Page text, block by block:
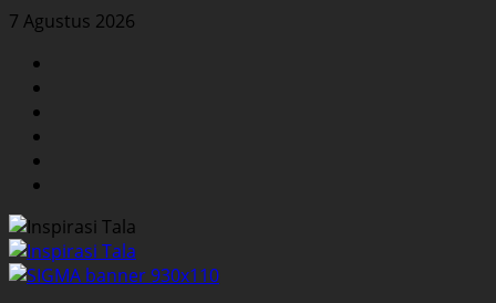
Skip
content
7 Agustus 2026